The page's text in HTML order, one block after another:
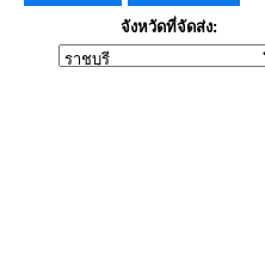
จังหวัดที่จัดส่ง: